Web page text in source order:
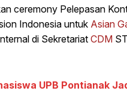
ceremony Pelepasan
Indonesia untuk Asian
di SekretariatCDM
UPB Pontianak